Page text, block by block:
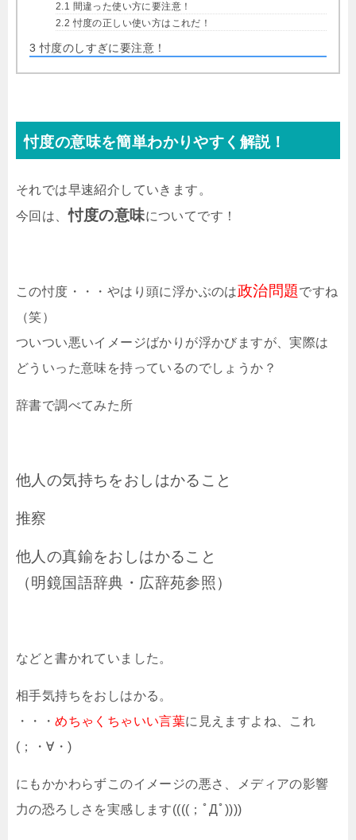
2.1 間違った使い方に要注意！
2.2 忖度の正しい使い方はこれだ！
3 忖度のしすぎに要注意！
忖度の意味を簡単わかりやすく解説！
それでは早速紹介していきます。
今回は、忖度の意味についてです！
この忖度・・・やはり頭に浮かぶのは政治問題ですね
（笑）
ついつい悪いイメージばかりが浮かびますが、実際は
どういった意味を持っているのでしょうか？
辞書で調べてみた所
他人の気持ちをおしはかること
推察
他人の真鍮をおしはかること
（明鏡国語辞典・広辞苑参照）
などと書かれていました。
相手気持ちをおしはかる。
・・・めちゃくちゃいい言葉に見えますよね、これ
(；・∀・)
にもかかわらずこのイメージの悪さ、メディアの影響
力の恐ろしさを実感します((((；ﾟДﾟ))))